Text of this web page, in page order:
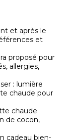
et après le
et
proposé pour
allergies,
: lumière
chaude pour
chaude
de cocon,
cadeau bien-